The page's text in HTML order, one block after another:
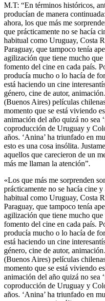
M.T: “En términos históricos,
producían de manera
ahora, los que más me
que prácticamente no se hacía
habitual como Uruguay, Costa
Paraguay, que tampoco tenía
agilización que tiene mucho
fomento del cine en cada país.
producía mucho o lo hacía de
está haciendo un cine
género, cine de autor,
(Buenos Aires) películas
momento que se está viviendo
animación del año quizá no sea
coproducción de Uruguay y
años. ‘Anina’ ha triunfado en
esto es una cosa insólita.
aquellos que carecieron de un
más me llaman la atención”.
«Los que más me sorprenden
prácticamente no se hacía cine
habitual como Uruguay, Costa
Paraguay, que tampoco tenía
agilización que tiene mucho
fomento del cine en cada país.
producía mucho o lo hacía de
está haciendo un cine
género, cine de autor,
(Buenos Aires) películas
momento que se está viviendo
animación del año quizá no sea
coproducción de Uruguay y
años. ‘Anina’ ha triunfado en